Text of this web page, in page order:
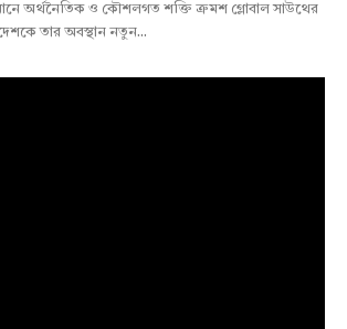
অর্থনৈতিক ও কৌশলগত শক্তি ক্রমশ গ্লোবাল সাউথের
তার অবস্থান নতুন...